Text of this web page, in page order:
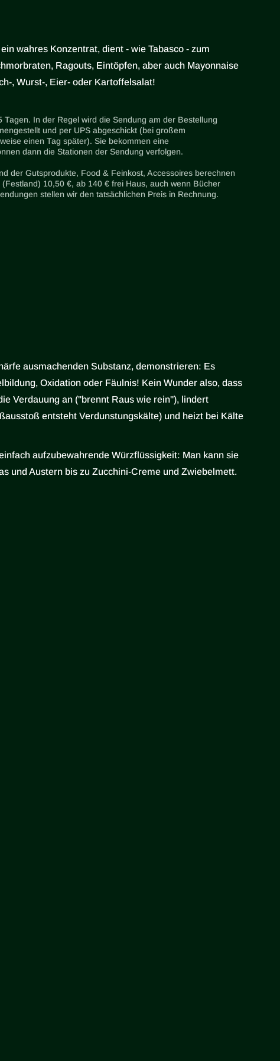
wahres Konzentrat, dient - wie Tabasco - zum
Ragouts, Eintöpfen, aber auch Mayonnaise
, Wurst-, Eier- oder Kartoffelsalat!
Tagen. In der Regel wird die Sendung am der Bestellung
und per UPS abgeschickt (bei großem
einen Tag später). Sie bekommen eine
dann die Stationen der Sendung verfolgen.
der Gutsprodukte, Food & Feinkost, Accessoires berechnen
10,50 €, ab 140 € frei Haus, auch wenn Bücher
stellen wir den tatsächlichen Preis in Rechnung.
ausmachenden Substanz, demonstrieren: Es
Oxidation oder Fäulnis! Kein Wunder also, dass
Verdauung an ("brennt Raus wie rein"), lindert
entsteht Verdunstungskälte) und heizt bei Kälte
aufzubewahrende Würzflüssigkeit: Man kann sie
und Austern bis zu Zucchini-Creme und Zwiebelmett.